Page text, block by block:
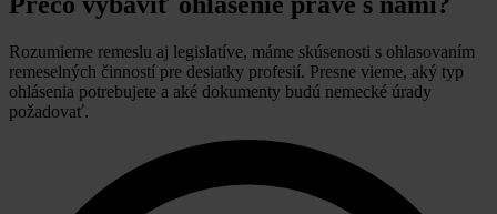
Rozumieme remeslu aj legislatíve, máme skúsenosti s ohlasovaním
remeselných činností pre desiatky profesií. Presne vieme, aký typ
ohlásenia potrebujete a aké dokumenty budú nemecké úrady
požadovať.